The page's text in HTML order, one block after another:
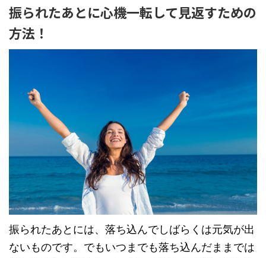
振られたあとに心機一転して見返すための
方法！
振られたあとには、落ち込んでしばらくは元気が出
ないものです。でもいつまでも落ち込んだままでは